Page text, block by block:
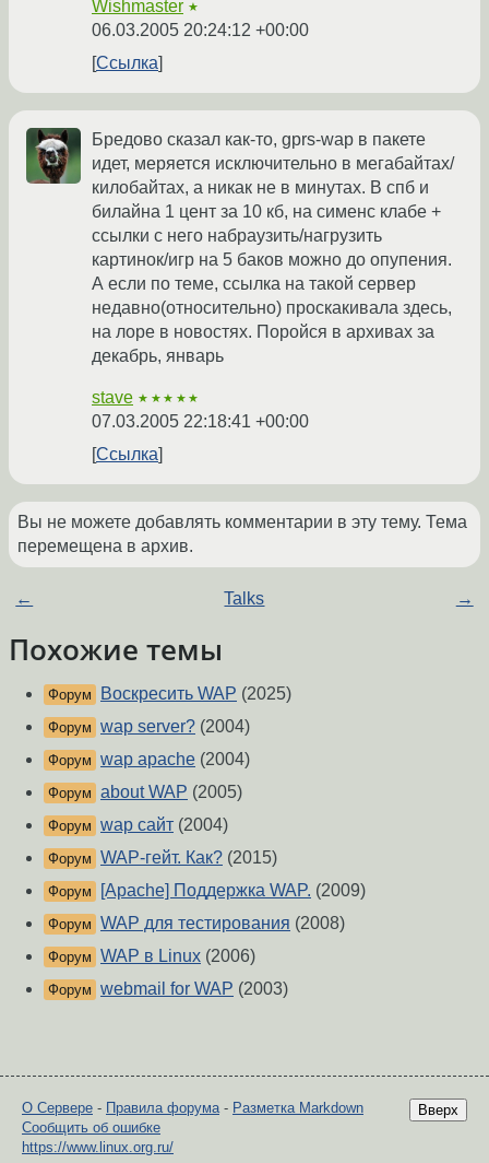
Wishmaster ★
06.03.2005 20:24:12 +00:00
Ссылка
Бредово сказал как-то, gprs-wap в пакете
идет, меряется исключительно в мегабайтах/
килобайтах, а никак не в минутах. В спб и
билайна 1 цент за 10 кб, на сименс клабе +
ссылки с него набраузить/нагрузить
картинок/игр на 5 баков можно до опупения.
А если по теме, ссылка на такой сервер
недавно(относительно) проскакивала здесь,
на лоре в новостях. Поройся в архивах за
декабрь, январь
stave ★★★★★
07.03.2005 22:18:41 +00:00
Ссылка
Вы не можете добавлять комментарии в эту тему. Тема
перемещена в архив.
← Talks →
Похожие темы
Форум Воскресить WAP (2025)
Форум wap server? (2004)
Форум wap apache (2004)
Форум about WAP (2005)
Форум wap сайт (2004)
Форум WAP-гейт. Как? (2015)
Форум [Apache] Поддержка WAP. (2009)
Форум WAP для тестирования (2008)
Форум WAP в Linux (2006)
Форум webmail for WAP (2003)
Вверх
О Сервере - Правила форума- Разметка Markdown
Сообщить об ошибке
https://www.linux.org.ru/